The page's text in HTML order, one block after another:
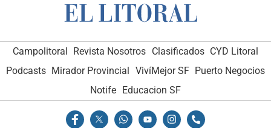
Campolitoral Revista Nosotros Clasificados CYD Litoral
Podcasts Mirador Provincial VivíMejor SF Puerto Negocios
Notife Educacion SF